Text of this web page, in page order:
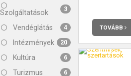
Szolgáltatások 3
Vendéglátás 4
Intézmények 20
Kultúra 6
Turizmus 6
TOVÁBB